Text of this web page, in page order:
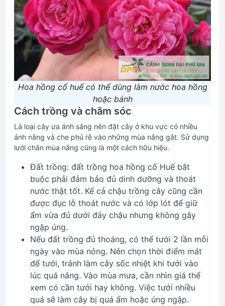
Hoa hồng cổ huế có thể dùng làm nước hoa hồng
hoặc bánh
Cách trồng và chăm sóc
Là loại cây ưa ánh sáng nên đặt cây ở khu vực có nhiều
ánh nắng và che phủ rễ vào những mùa nắng gắt. Sử dụng
lưới chắn mùa nắng cũng là một cách hữu hiệu.
Đất trồng: đất trồng hoa hồng cổ Huế bắt
buộc phải đảm bảo đủ dinh dưỡng và thoát
nước thật tốt. Kể cả chậu trồng cây cũng cần
được đục lỗ thoát nước và có lớp lót để giữ
ẩm vừa đủ dưới đáy chậu nhưng không gây
ngập úng.
Nếu đất trồng đủ thoáng, có thể tưới 2 lần mỗi
ngày vào mùa nóng. Nên chọn thời điểm mát
để tưới, tránh làm cây sốc nhiệt khi tưới vào
lúc quá nắng. Vào mùa mưa, cần nhìn giá thể
xem có cần tưới hay không. Việc tưới nhiều
quá sẽ làm cây bị quá ẩm hoặc úng ngập.